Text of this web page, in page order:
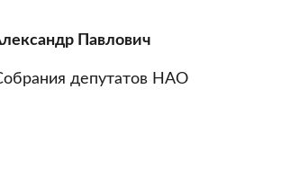
Павлович
депутатов НАО